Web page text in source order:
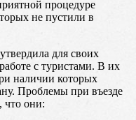
процедуре
не пустили в
для своих
с туристами. В их
наличии которых
Проблемы при въезде
что они: